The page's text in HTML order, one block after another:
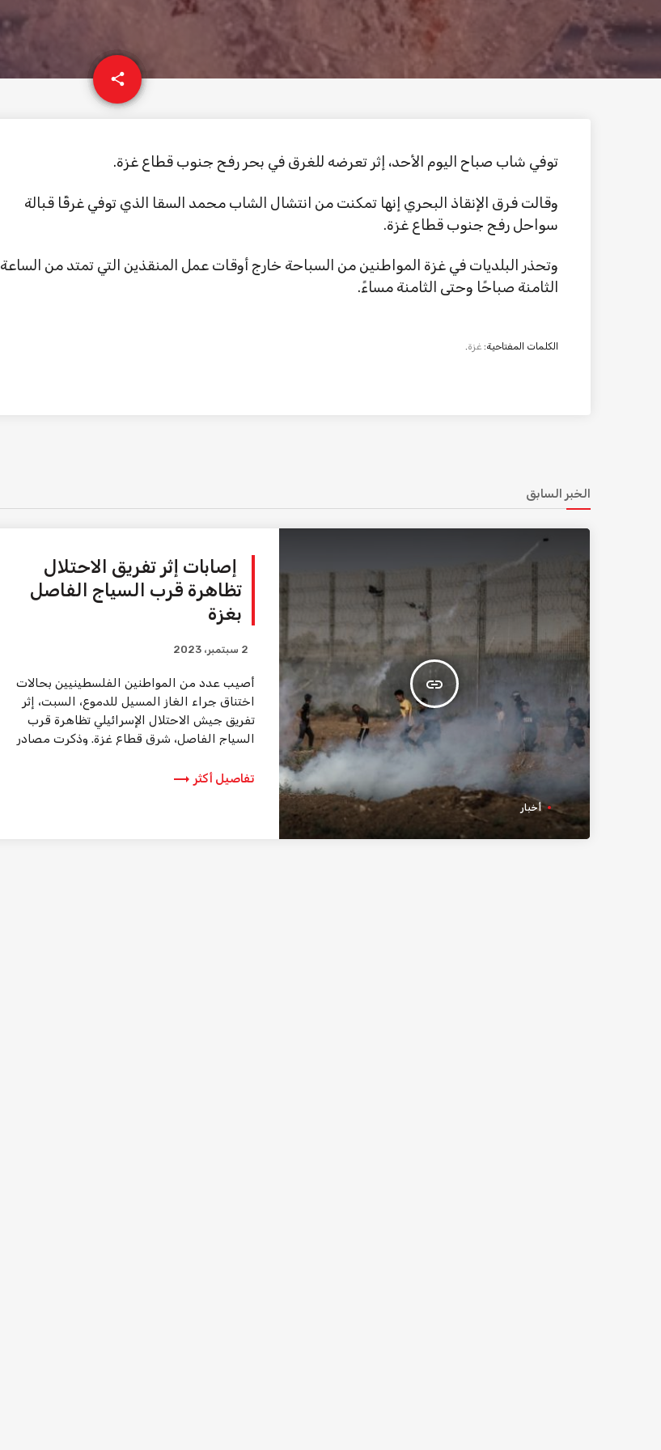
share
email
توفي شاب صباح اليوم الأحد، إثر تعرضه للغرق في بحر رفح جنوب قطاع غزة.
وقالت فرق الإنقاذ البحري إنها تمكنت من انتشال الشاب محمد السقا الذي توفي غرقًا قبالة
سواحل رفح جنوب قطاع غزة.
وتحذر البلديات في غزة المواطنين من السباحة خارج أوقات عمل المنقذين التي تمتد من الساعة
الثامنة صباحًا وحتى الثامنة مساءً.
الكلمات المفتاحية: غزة.
الخبر السابق
insert_link
أخبار
إصابات إثر تفريق الاحتلال
تظاهرة قرب السياج الفاصل
بغزة
2 سبتمبر، 2023
أصيب عدد من المواطنين الفلسطينيين بحالات
اختناق جراء الغاز المسيل للدموع، السبت، إثر
تفريق جيش الاحتلال الإسرائيلي تظاهرة قرب
السياج الفاصل، شرق قطاع غزة. وذكرت مصادر
تفاصيل أكثر trending_flat